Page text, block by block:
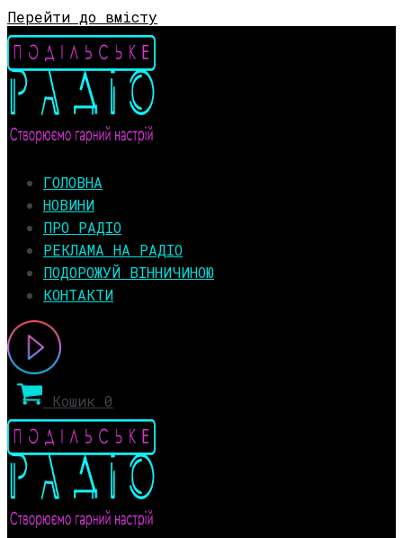
Перейти до вмісту
ГОЛОВНА
НОВИНИ
ПРО РАДІО
РЕКЛАМА НА РАДІО
ПОДОРОЖУЙ ВІННИЧИНОЮ
КОНТАКТИ
Кошик 0